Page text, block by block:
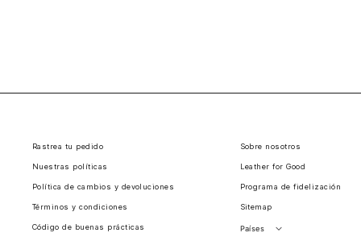
Rastrea tu pedido
Nuestras políticas
Política de cambios y devoluciones
Términos y condiciones
Código de buenas prácticas
Sobre nosotros
Leather for Good
Programa de fidelización
Sitemap
Países